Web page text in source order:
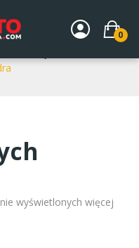
0
wyświetlonych więcej